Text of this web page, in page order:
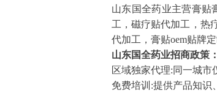
山东国全药业主营膏贴
工，磁疗贴代加工，热
代加工，膏贴oem贴牌
山东国全药业招商政策：
区域独家代理:同一城市
免费培训:提供产品知识